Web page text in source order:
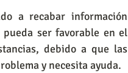
a recabar información
ser favorable en el
debido a que las
y necesita ayuda.